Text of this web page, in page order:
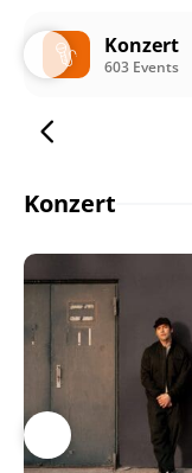
Konzert
603 Events
Konzert